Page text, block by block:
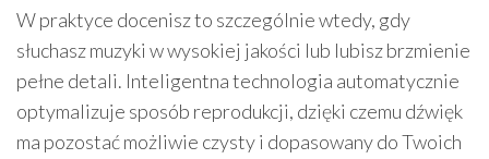
W praktyce docenisz to szczególnie wtedy, gdy
słuchasz muzyki w wysokiej jakości lub lubisz brzmienie
pełne detali. Inteligentna technologia automatycznie
optymalizuje sposób reprodukcji, dzięki czemu dźwięk
ma pozostać możliwie czysty i dopasowany do Twoich